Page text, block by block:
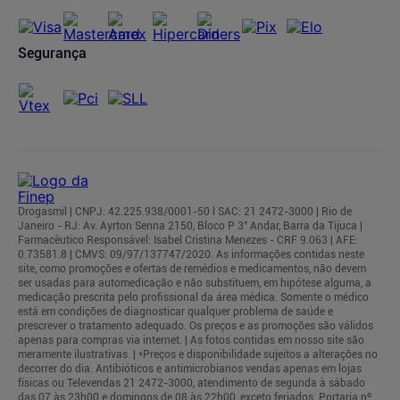
Segurança
Drogasmil | CNPJ: 42.225.938/0001-50 l SAC: 21 2472-3000 | Rio de
Janeiro - RJ: Av. Ayrton Senna 2150, Bloco P 3° Andar, Barra da Tijuca |
Farmacêutico Responsável: Isabel Cristina Menezes - CRF 9.063 | AFE:
0.73581.8 | CMVS: 09/97/137747/2020. As informações contidas neste
site, como promoções e ofertas de remédios e medicamentos, não devem
ser usadas para automedicação e não substituem, em hipótese alguma, a
medicação prescrita pelo profissional da área médica. Somente o médico
está em condições de diagnosticar qualquer problema de saúde e
prescrever o tratamento adequado. Os preços e as promoções são válidos
apenas para compras via internet. | As fotos contidas em nosso site são
meramente ilustrativas. | *Preços e disponibilidade sujeitos a alterações no
decorrer do dia. Antibióticos e antimicrobianos vendas apenas em lojas
físicas ou Televendas 21 2472-3000, atendimento de segunda à sábado